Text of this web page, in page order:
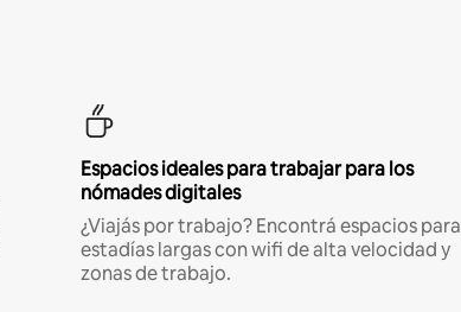
Espacios ideales para trabajar para los
nómades digitales
¿Viajás por trabajo? Encontrá espacios para
estadías largas con wifi de alta velocidad y
zonas de trabajo.